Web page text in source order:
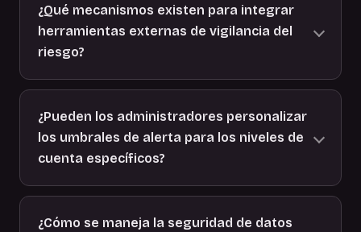
¿Qué mecanismos existen para integrar
herramientas externas de vigilancia del
riesgo?
¿Pueden los administradores personalizar
los umbrales de alerta para los niveles de
cuenta específicos?
¿Cómo se maneja la seguridad de datos